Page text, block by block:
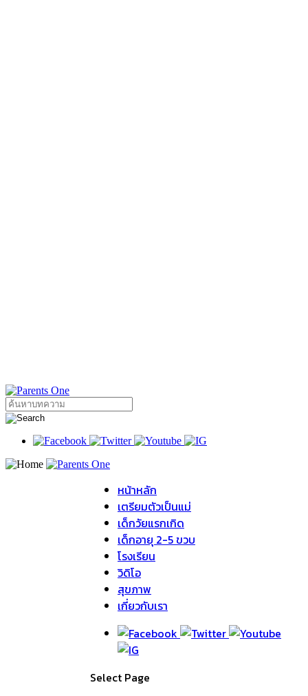
หน้าหลัก
เตรียมตัวเป็นแม่
เด็กวัยแรกเกิด
เด็กอายุ 2-5 ขวบ
โรงเรียน
วิดิโอ
สุขภาพ
เกี่ยวกับเรา
Select Page